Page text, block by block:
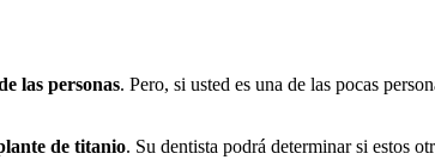
las personas. Pero, si usted es una de las pocas
de titanio. Su dentista podrá determinar si estos